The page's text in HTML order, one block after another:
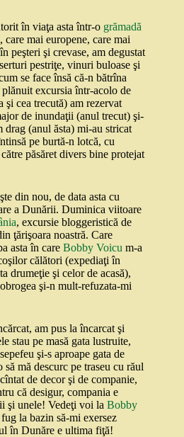
în viaţa asta într-o grămadă
care mai europene, care mai
peşteri şi crevase, am degustat
pestriţe, vinuri buloase şi
se face însă că-n bătrîna
excursia într-acolo de
cea trecută) am rezervat
de inundaţii (anul trecut) şi-
drag (anul ăsta) mi-au stricat
pe burtă-n lotcă, cu
păsăret divers bine protejat
din nou, de data asta cu
a Dunării. Duminica viitoare
, excursie bloggeristică de
ţărişoara noastră. Care
asta în care Bobby Voicu m-a
călători (expediaţi în
drumeţie şi celor de acasă),
şi-n mult-refuzata-mi
am pus la încarcat şi
stau pe masă gata lustruite,
şi-s aproape gata de
mă descurc pe traseu cu răul
de decor şi de companie,
că desigur, compania e
şi unele! Vedeţi voi la Bobby
la bazin să-mi exersez
în Dunăre e ultima fiţă!